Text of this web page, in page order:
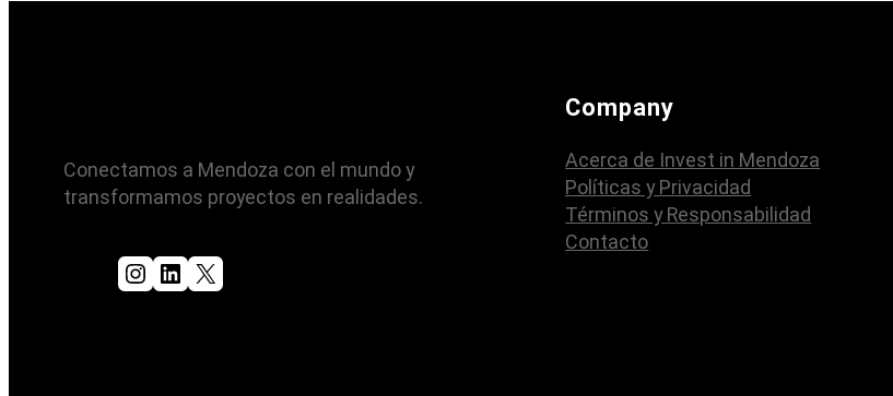
Conectamos a Mendoza con el mundo y
transformamos proyectos en realidades.
Instagram LinkedIn X
Company
Acerca de Invest in Mendoza
Políticas y Privacidad
Términos y Responsabilidad
Contacto